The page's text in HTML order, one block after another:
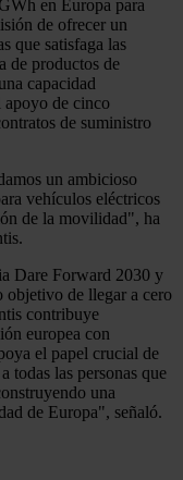
en Europa para
de ofrecer un
que satisfaga las
de productos de
capacidad
de cinco
de suministro
un ambicioso
vehículos eléctricos
de la movilidad", ha
Dare Forward 2030 y
objetivo de llegar a cero
contribuye
europea con
el papel crucial de
todas las personas que
una
de Europa", señaló.